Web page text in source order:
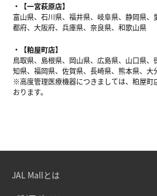
【一宮萩原店】
富山県、石川県、福井県、岐阜県、静岡県
都府、大阪府、兵庫県、奈良県、和歌山県
【粕屋町店】
鳥取県、島根県、岡山県、広島県、山口県
知県、福岡県、佐賀県、長崎県、熊本県、大
※高度管理医療機器につきましては、粕屋町
おります。
JAL Mallとは